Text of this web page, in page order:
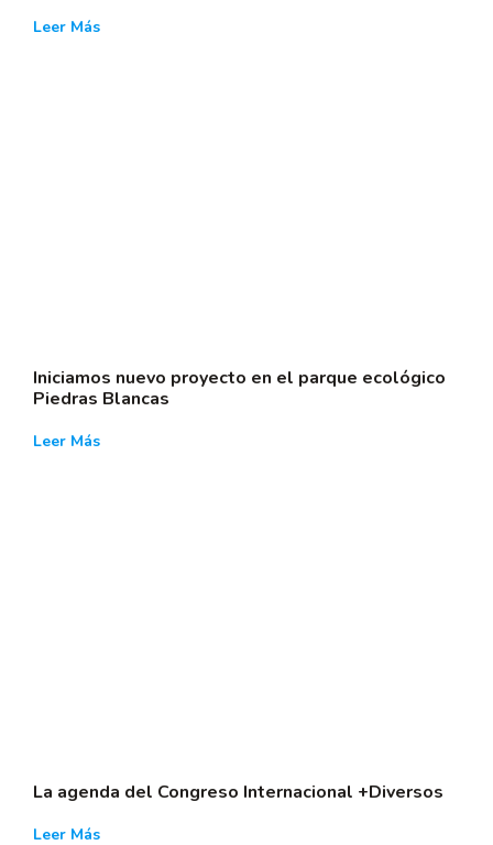
Leer Más
Iniciamos nuevo proyecto en el parque ecológico
Piedras Blancas
Leer Más
La agenda del Congreso Internacional +Diversos
Leer Más